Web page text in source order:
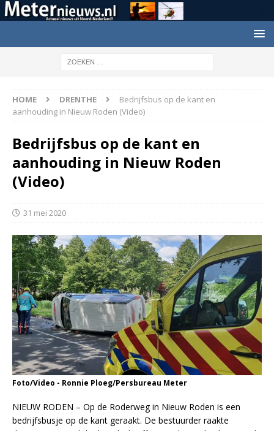
HOME DRENTHE
Bedrijfsbus op de kant en
aanhouding in Nieuw Roden (Video)
Bedrijfsbus op de kant en
aanhouding in Nieuw Roden
(Video)
31 mei 2020
Foto/Video - Ronnie Ploeg/Persbureau Meter
NIEUW RODEN – Op de Roderweg in Nieuw Roden is een
bedrijfsbusje op de kant geraakt. De bestuurder raakte